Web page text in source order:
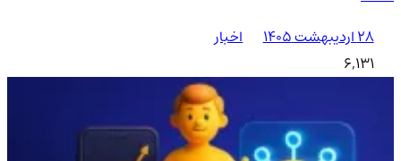
۲۸ اردیبهشت ۱۴۰۵
اخبار
6,131